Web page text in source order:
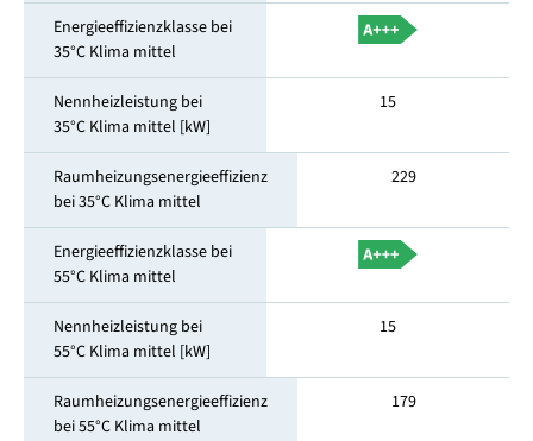
Energieeffizienzklasse bei
35°C Klima mittel
Nennheizleistung bei
35°C Klima mittel [kW]
15
Raumheizungsenergieeffizienz
bei 35°C Klima mittel
229
Energieeffizienzklasse bei
55°C Klima mittel
Nennheizleistung bei
55°C Klima mittel [kW]
15
Raumheizungsenergieeffizienz
bei 55°C Klima mittel
179